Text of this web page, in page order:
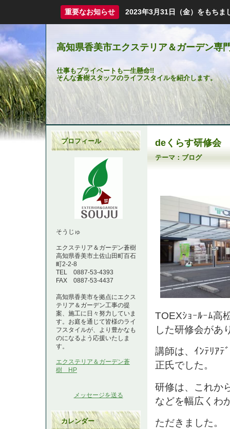
重要なお知らせ 2023年3月31日（金）をもちま
高知県香美市エクステリア＆ガーデン専
仕事もプライベートも一生懸命!!
そんな蒼樹スタッフのライフスタイルを紹介します。
deくらす研修会
テーマ：ブログ
TOEXｼｮｰﾙｰﾑ高
した研修会があ
講師は、ｲﾝﾃﾘｱﾃ
正氏でした。
研修は、これか
などを幅広くわ
ただきました。
プロフィール
そうじゅ
エクステリア＆ガーデン蒼樹
高知県香美市土佐山田町百石
町2-2-8
TEL 0887-53-4393
FAX 0887-53-4437
高知県香美市を拠点にエクス
テリア＆ガーデン工事の提
案、施工に日々努力していま
す。お庭を通じて皆様のライ
フスタイルが、より豊かなも
のになるよう応援いたしま
す。
エクステリア＆ガーデン蒼
樹 HP
メッセージを送る
カレンダー